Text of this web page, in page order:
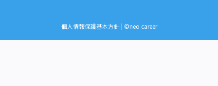
個人情報保護基本方針| ©neo career